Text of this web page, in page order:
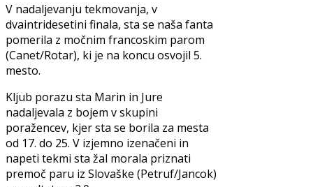
V nadaljevanju tekmovanja, v
dvaintridesetini finala, sta se naša fanta
pomerila z močnim francoskim parom
(Canet/Rotar), ki je na koncu osvojil 5.
mesto.
Kljub porazu sta Marin in Jure
nadaljevala z bojem v skupini
poražencev, kjer sta se borila za mesta
od 17. do 25. V izjemno izenačeni in
napeti tekmi sta žal morala priznati
premoč paru iz Slovaške (Petruf/Jancok)